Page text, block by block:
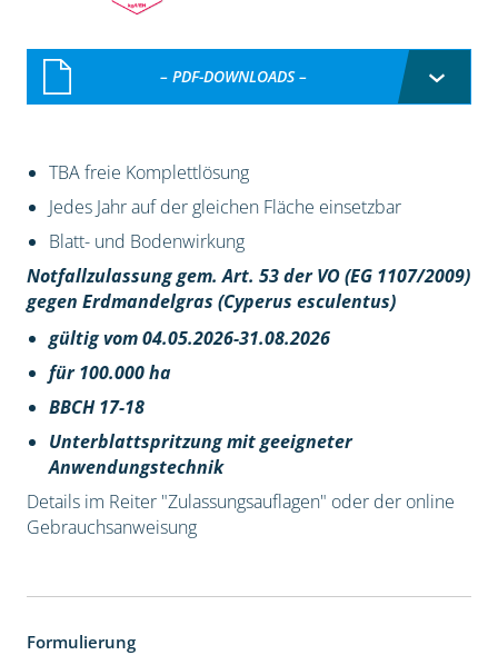
– PDF-DOWNLOADS –
TBA freie Komplettlösung
Jedes Jahr auf der gleichen Fläche einsetzbar
Blatt- und Bodenwirkung
Notfallzulassung gem. Art. 53 der VO (EG 1107/2009)
gegen Erdmandelgras (Cyperus esculentus)
gültig vom 04.05.2026-31.08.2026
für 100.000 ha
BBCH 17-18
Unterblattspritzung mit geeigneter
Anwendungstechnik
Details im Reiter "Zulassungsauflagen" oder der online
Gebrauchsanweisung
Formulierung